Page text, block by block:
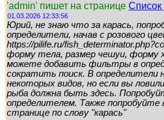
'admin' пишет на странице
01.03.2026 12:33:56
Юрий, не знаю что за карась,
определители, начав с розового
https://pilife.ru/
форму тела, размер чешуи, форму
можете добавить фильтры в
сократить поиск. В определители
некоторых видов, но если вы
рыба должна быть здесь.
определителем. Также попробуйте
странице по слову "карась"